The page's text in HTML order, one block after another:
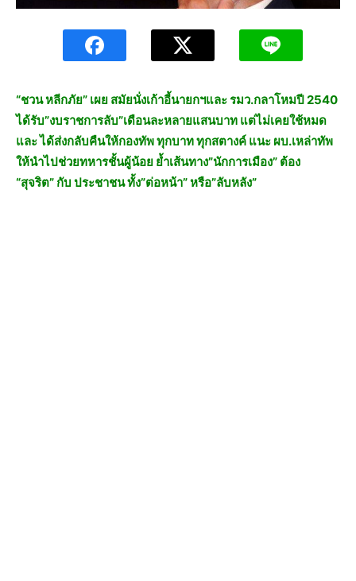
“ชวน หลีกภัย” เผย สมัยนั่งเก้าอี้นายกฯและ รมว.กลาโหมปี 2540
ได้รับ”งบราชการลับ”เดือนละหลายแสนบาท แต่ไม่เคยใช้หมด
และ ได้ส่งกลับคืนให้กองทัพ ทุกบาท ทุกสตางค์ แนะ ผบ.เหล่าทัพ
ให้นำไปช่วยทหารชั้นผู้น้อย ย้ำเส้นทาง”นักการเมือง” ต้อง
“สุจริต” กับ ประชาชน ทั้ง”ต่อหน้า” หรือ”ลับหลัง”